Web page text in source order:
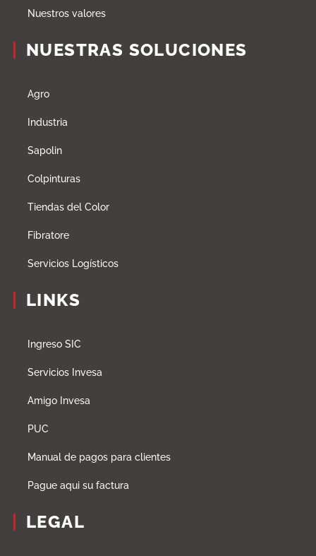
Nuestros valores
NUESTRAS SOLUCIONES
Agro
Industria
Sapolin
Colpinturas
Tiendas del Color
Fibratore
Servicios Logísticos
LINKS
Ingreso SIC
Servicios Invesa
Amigo Invesa
PUC
Manual de pagos para clientes
Pague aqui su factura
LEGAL